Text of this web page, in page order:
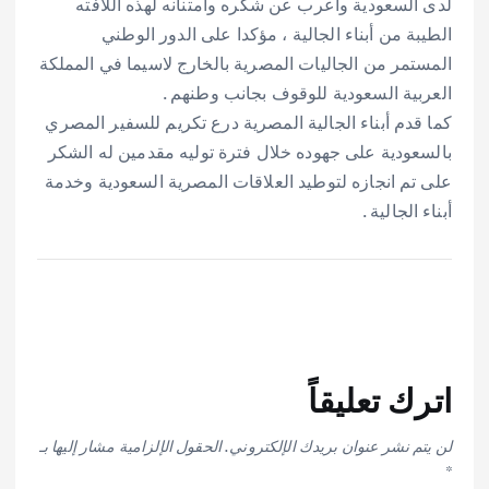
الطيبة من أبناء الجالية ، مؤكدا على الدور الوطني
المستمر من الجاليات المصرية بالخارج لاسيما في المملكة
العربية السعودية للوقوف بجانب وطنهم .
كما قدم أبناء الجالية المصرية درع تكريم للسفير المصري
بالسعودية على جهوده خلال فترة توليه مقدمين له الشكر
على تم انجازه لتوطيد العلاقات المصرية السعودية وخدمة
أبناء الجالية .
اترك تعليقاً
لن يتم نشر عنوان بريدك الإلكتروني.الحقول الإلزامية مشار إليها بـ
*